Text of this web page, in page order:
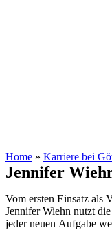
Home » Karriere bei
Jennifer
Vom ersten Einsatz als
Jennifer Wiehn nutzt
jeder neuen Aufgabe